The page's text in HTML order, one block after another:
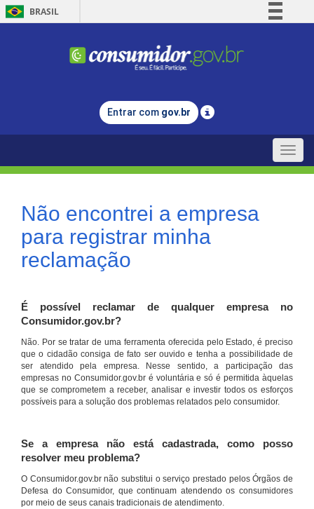
BRASIL
Comunica BR
Legislação
Entrar com gov.br
Toggle
Não encontrei a empresa
para registrar minha
reclamação
É possível reclamar de qualquer empresa no
Consumidor.gov.br?
Não. Por se tratar de uma ferramenta oferecida pelo Estado, é preciso
que o cidadão consiga de fato ser ouvido e tenha a possibilidade de
ser atendido pela empresa. Nesse sentido, a participação das
empresas no Consumidor.gov.br é voluntária e só é permitida àquelas
que se comprometem a receber, analisar e investir todos os esforços
possíveis para a solução dos problemas relatados pelo consumidor.
Se a empresa não está cadastrada, como posso
resolver meu problema?
O Consumidor.gov.br não substitui o serviço prestado pelos Órgãos de
Defesa do Consumidor, que continuam atendendo os consumidores
por meio de seus canais tradicionais de atendimento.